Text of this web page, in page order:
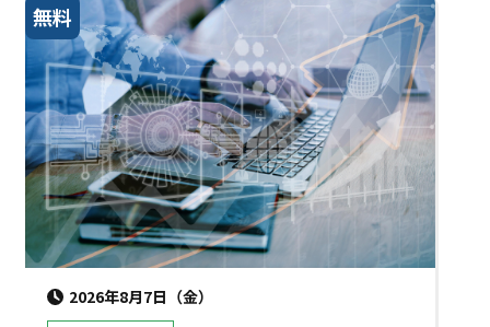
無料
2026年8月7日（金）